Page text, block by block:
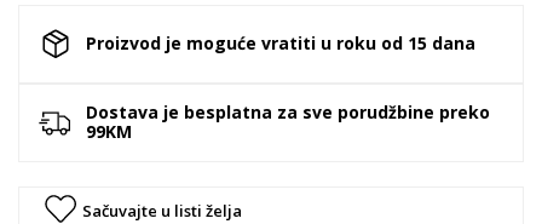
Proizvod je moguće vratiti u roku od 15 dana
Dostava je besplatna za sve porudžbine preko
99KM
Sačuvajte u listi želja